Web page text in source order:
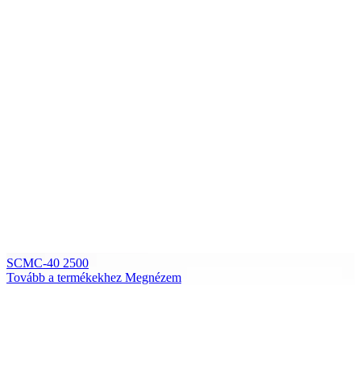
SCMC-40 2500
Tovább a termékekhez Megnézem